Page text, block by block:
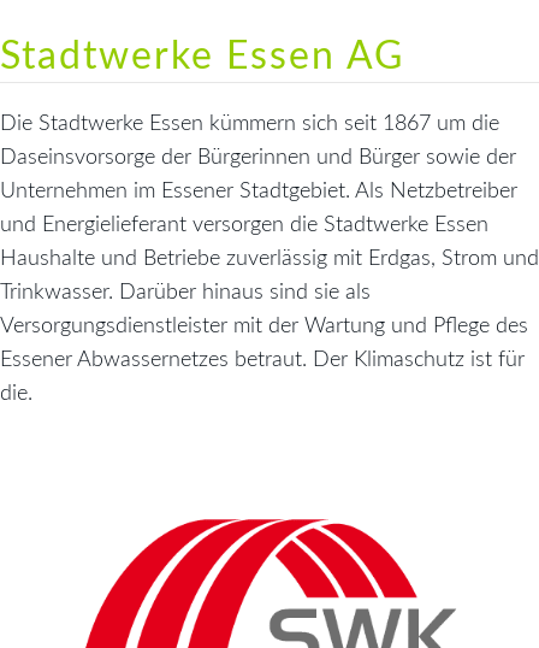
Stadtwerke Essen AG
Die Stadtwerke Essen kümmern sich seit 1867 um die
Daseinsvorsorge der Bürgerinnen und Bürger sowie der
Unternehmen im Essener Stadtgebiet. Als Netzbetreiber
und Energielieferant versorgen die Stadtwerke Essen
Haushalte und Betriebe zuverlässig mit Erdgas, Strom und
Trinkwasser. Darüber hinaus sind sie als
Versorgungsdienstleister mit der Wartung und Pflege des
Essener Abwassernetzes betraut. Der Klimaschutz ist für
die.